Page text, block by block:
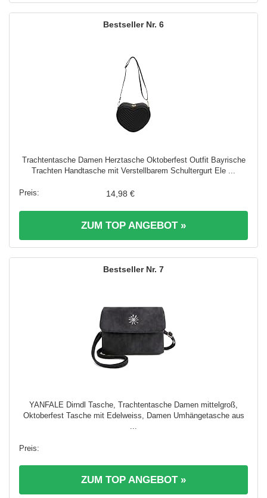
6
Trachtentasche Damen Herztasche Oktoberfest Outfit Bayrische
Trachten Handtasche mit Verstellbarem Schultergurt Ele ...
14,98 €
ZUM TOP ANGEBOT »
7
YANFALE Dirndl Tasche, Trachtentasche Damen mittelgroß,
Oktoberfest Tasche mit Edelweiss, Damen Umhängetasche aus
ZUM TOP ANGEBOT »